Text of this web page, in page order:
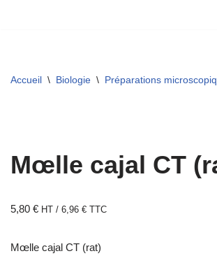
Accueil \ Biologie \ Préparations
Mœlle cajal CT
5,80 € HT / 6,96 € TTC
Mœlle cajal CT (rat)